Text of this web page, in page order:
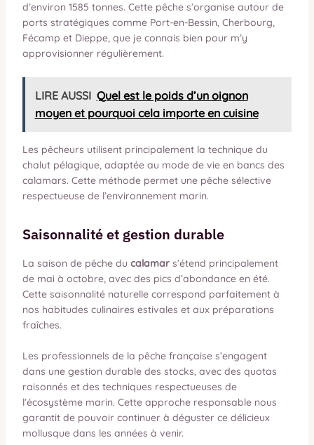
d’environ 1585 tonnes. Cette pêche s’organise autour de
ports stratégiques comme Port-en-Bessin, Cherbourg,
Fécamp et Dieppe, que je connais bien pour m’y
approvisionner régulièrement.
LIRE AUSSI Quel est le poids d’un oignon
moyen et pourquoi cela importe en cuisine
Les pêcheurs utilisent principalement la technique du
chalut pélagique, adaptée au mode de vie en bancs des
calamars. Cette méthode permet une pêche sélective
respectueuse de l’environnement marin.
Saisonnalité et gestion durable
La saison de pêche du calamars’étend principalement
de mai à octobre, avec des pics d’abondance en été.
Cette saisonnalité naturelle correspond parfaitement à
nos habitudes culinaires estivales et aux préparations
fraîches.
Les professionnels de la pêche française s’engagent
dans une gestion durable des stocks, avec des quotas
raisonnés et des techniques respectueuses de
l’écosystème marin. Cette approche responsable nous
garantit de pouvoir continuer à déguster ce délicieux
mollusque dans les années à venir.